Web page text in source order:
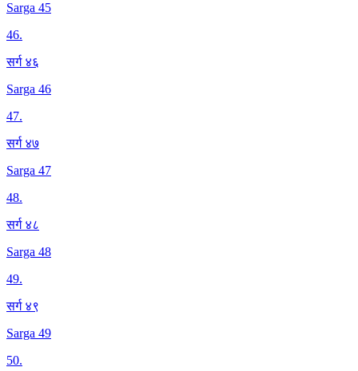
Sarga 45
46.
सर्ग ४६
Sarga 46
47.
सर्ग ४७
Sarga 47
48.
सर्ग ४८
Sarga 48
49.
सर्ग ४९
Sarga 49
50.